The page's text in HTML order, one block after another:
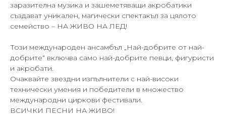
заразителна музика и зашеметяващи акробатики
създават уникален, магически спектакъл за цялото
семейство – НА ЖИВО НА ЛЕД!
Този международен ансамбъл „Най-добрите от най-
добрите“ включва само най-добрите певци, фигуристи
и акробати.
Очаквайте звездни изпълнители с най-високи
технически умения и победители в множество
международни циркови фестивали.
ВСИЧКИ ПЕСНИ НА ЖИВО!